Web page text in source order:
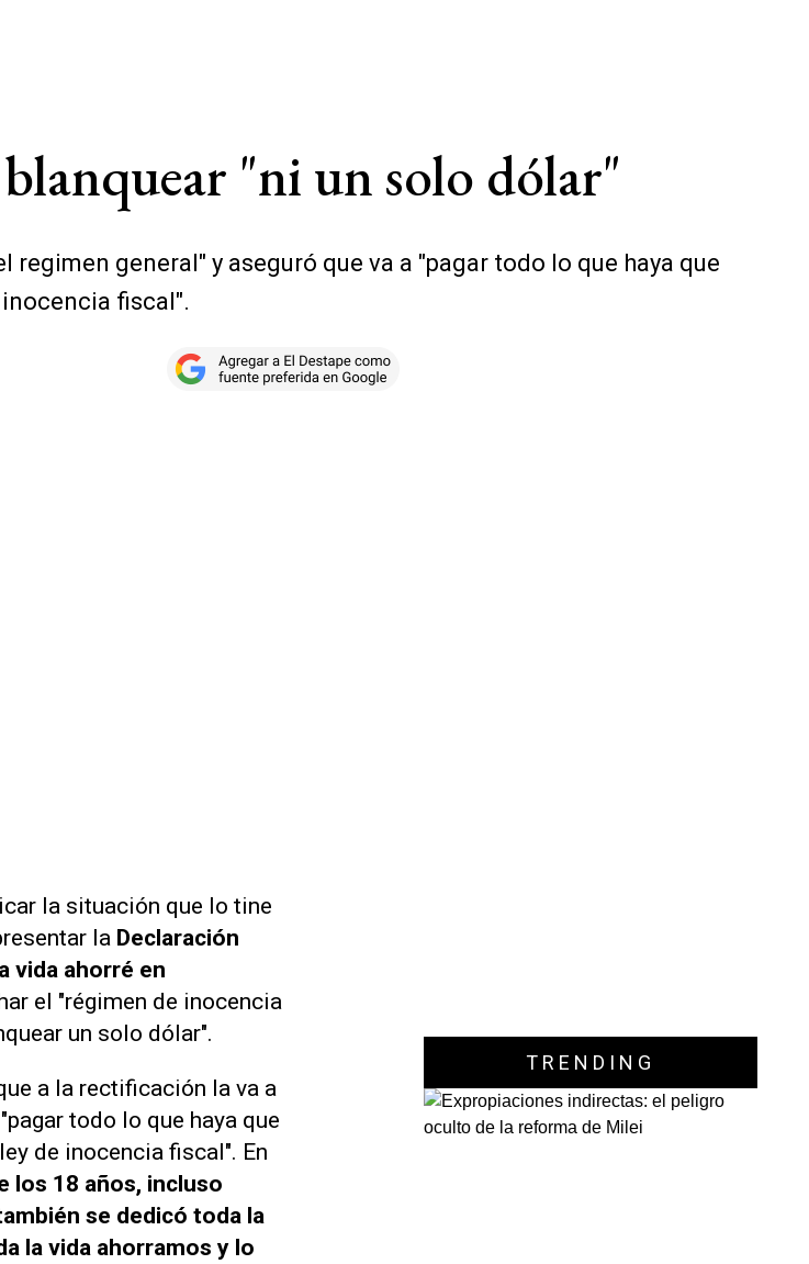
"ni un solo dólar"
general" y aseguró que va a "pagar todo lo que haya que
fiscal".
la situación que lo tine
la Declaración
vida ahorré en
el "régimen de inocencia
un solo dólar".
a la rectificación la va a
todo lo que haya que
de inocencia fiscal". En
los 18 años, incluso
se dedicó toda la
la vida ahorramos y lo
TRENDING